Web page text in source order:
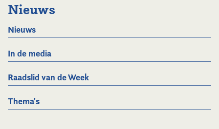
Nieuws
Nieuws
In de media
Raadslid van de Week
Thema's